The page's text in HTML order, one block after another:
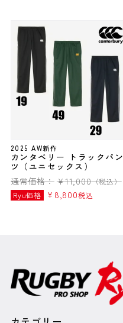
2025 AW新作
カンタベリー トラックパン
ツ（ユニセックス）
通常価格： ¥11,000（税込）
Ryu価格
¥ 8,800税込